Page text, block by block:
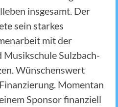
insgesamt. Der
sein starkes
mit der
Musikschule Sulzbach-
Wünschenswert
Momentan
Sponsor finanziell